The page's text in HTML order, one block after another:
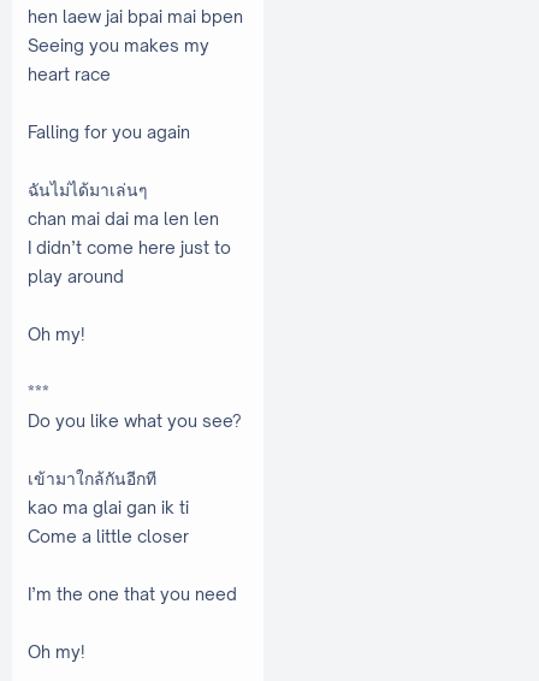
hen laew jai bpai mai bpen
Seeing you makes my
heart race
Falling for you again
ฉันไม่ได้มาเล่นๆ
chan mai dai ma len len
I didn’t come here just to
play around
Oh my!
***
Do you like what you see?
เข้ามาใกล้กันอีกที
kao ma glai gan ik ti
Come a little closer
I’m the one that you need
Oh my!